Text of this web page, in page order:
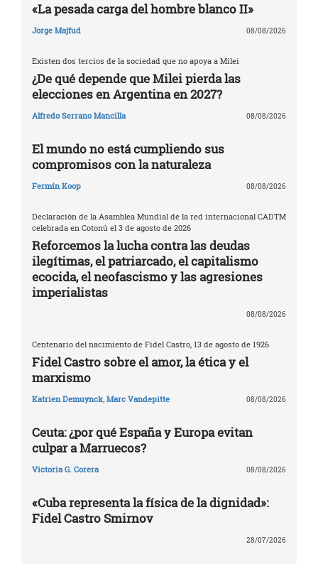
«La pesada carga del hombre blanco II»
Jorge Majfud 08/08/2026
Existen dos tercios de la sociedad que no apoya a Milei
¿De qué depende que Milei pierda las
elecciones en Argentina en 2027?
Alfredo Serrano Mancilla 08/08/2026
El mundo no está cumpliendo sus
compromisos con la naturaleza
Fermín Koop 08/08/2026
Declaración de la Asamblea Mundial de la red internacional CADTM
celebrada en Cotonú el 3 de agosto de 2026
Reforcemos la lucha contra las deudas
ilegítimas, el patriarcado, el capitalismo
ecocida, el neofascismo y las agresiones
imperialistas
08/08/2026
Centenario del nacimiento de Fidel Castro, 13 de agosto de 1926
Fidel Castro sobre el amor, la ética y el
marxismo
Katrien Demuynck, Marc Vandepitte 08/08/2026
Ceuta: ¿por qué España y Europa evitan
culpar a Marruecos?
Victoria G. Corera 08/08/2026
«Cuba representa la física de la dignidad»:
Fidel Castro Smirnov
28/07/2026